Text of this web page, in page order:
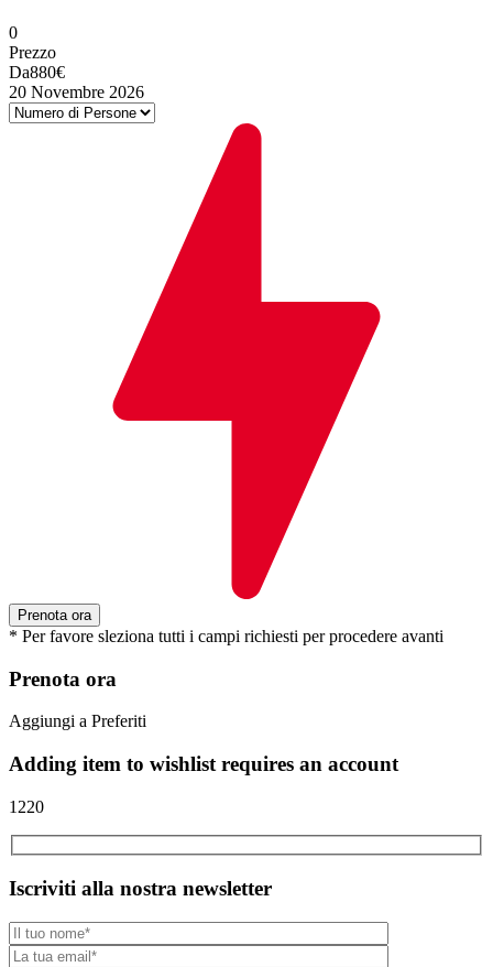
0
Prezzo
Da880€
20 Novembre 2026
* Per favore sleziona tutti i campi richiesti per procedere avanti
Prenota ora
Aggiungi a Preferiti
Adding item to wishlist requires an account
1220
Iscriviti alla nostra newsletter